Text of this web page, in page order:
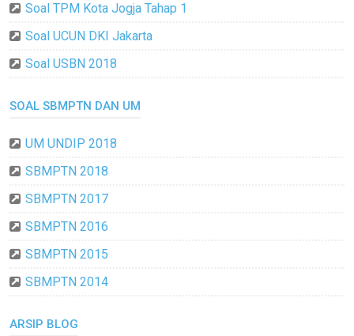
Soal TPM Kota Jogja Tahap 1
Soal UCUN DKI Jakarta
Soal USBN 2018
SOAL SBMPTN DAN UM
UM UNDIP 2018
SBMPTN 2018
SBMPTN 2017
SBMPTN 2016
SBMPTN 2015
SBMPTN 2014
ARSIP BLOG